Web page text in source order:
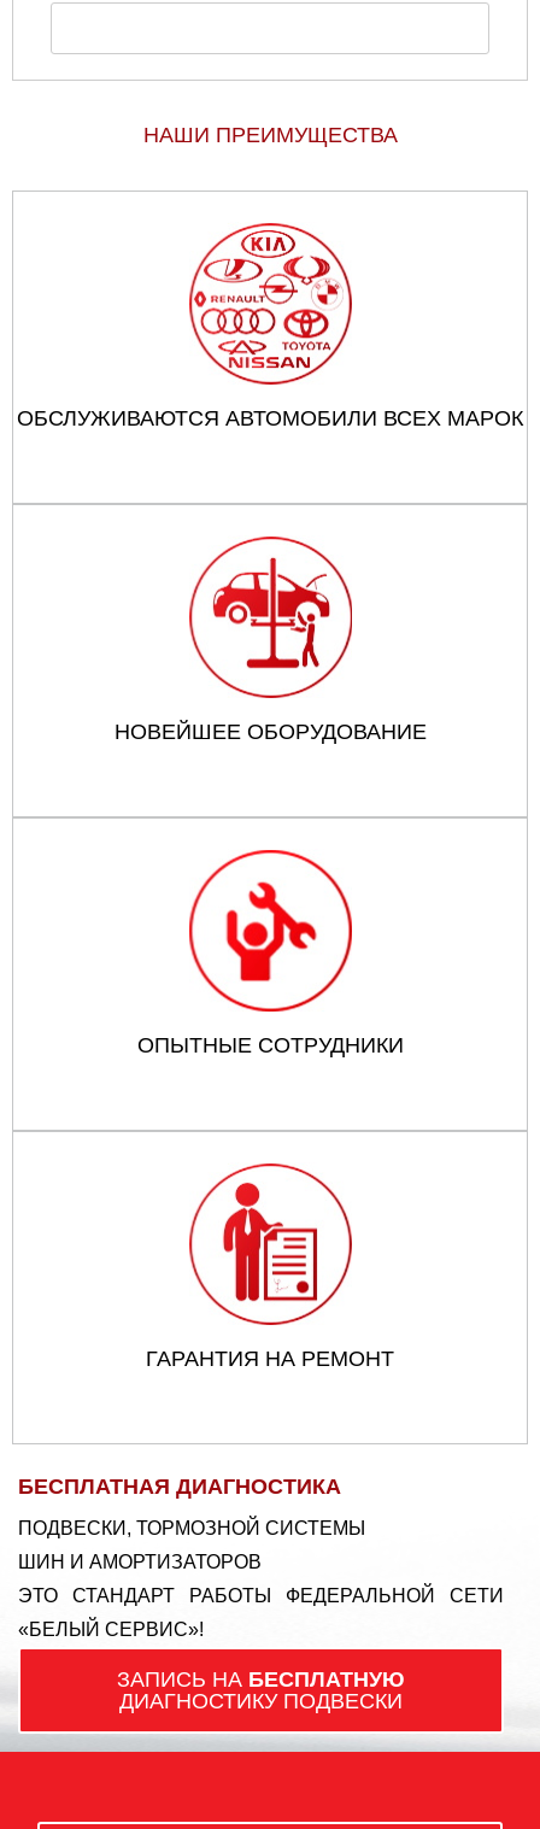
НАШИ ПРЕИМУЩЕСТВА
ОБСЛУЖИВАЮТСЯ АВТОМОБИЛИ ВСЕХ МАРОК
НОВЕЙШЕЕ ОБОРУДОВАНИЕ
ОПЫТНЫЕ СОТРУДНИКИ
ГАРАНТИЯ НА РЕМОНТ
БЕСПЛАТНАЯ ДИАГНОСТИКА
ПОДВЕСКИ, ТОРМОЗНОЙ СИСТЕМЫ
ШИН И АМОРТИЗАТОРОВ
ЭТО СТАНДАРТ РАБОТЫ ФЕДЕРАЛЬНОЙ СЕТИ
«БЕЛЫЙ СЕРВИС»!
ЗАПИСЬ НА БЕСПЛАТНУЮ
ДИАГНОСТИКУ ПОДВЕСКИ